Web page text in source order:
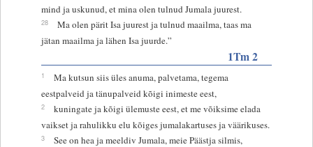
mind ja uskunud, et mina olen tulnud Jumala juurest.
28
Ma olen pärit Isa juurest ja tulnud maailma, taas ma
jätan maailma ja lähen Isa juurde.”
1Tm 2
1
Ma kutsun siis üles anuma, palvetama, tegema
eestpalveid ja tänupalveid kõigi inimeste eest,
2
kuningate ja kõigi ülemuste eest, et me võiksime elada
vaikset ja rahulikku elu kõiges jumalakartuses ja väärikuses.
3 See on hea ja meeldiv Jumala, meie Päästja silmis,